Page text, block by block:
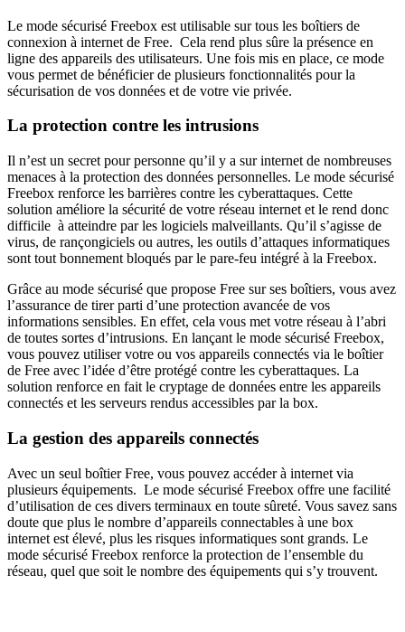
Le mode sécurisé Freebox est utilisable sur tous les boîtiers de
connexion à internet de Free. Cela rend plus sûre la présence en
ligne des appareils des utilisateurs. Une fois mis en place, ce mode
vous permet de bénéficier de plusieurs fonctionnalités pour la
sécurisation de vos données et de votre vie privée.
La protection contre les intrusions
Il n’est un secret pour personne qu’il y a sur internet de nombreuses
menaces à la protection des données personnelles. Le mode sécurisé
Freebox renforce les barrières contre les cyberattaques. Cette
solution améliore la sécurité de votre réseau internet et le rend donc
difficile à atteindre par les logiciels malveillants. Qu’il s’agisse de
virus, de rançongiciels ou autres, les outils d’attaques informatiques
sont tout bonnement bloqués par le pare-feu intégré à la Freebox.
Grâce au mode sécurisé que propose Free sur ses boîtiers, vous avez
l’assurance de tirer parti d’une protection avancée de vos
informations sensibles. En effet, cela vous met votre réseau à l’abri
de toutes sortes d’intrusions. En lançant le mode sécurisé Freebox,
vous pouvez utiliser votre ou vos appareils connectés via le boîtier
de Free avec l’idée d’être protégé contre les cyberattaques. La
solution renforce en fait le cryptage de données entre les appareils
connectés et les serveurs rendus accessibles par la box.
La gestion des appareils connectés
Avec un seul boîtier Free, vous pouvez accéder à internet via
plusieurs équipements. Le mode sécurisé Freebox offre une facilité
d’utilisation de ces divers terminaux en toute sûreté. Vous savez sans
doute que plus le nombre d’appareils connectables à une box
internet est élevé, plus les risques informatiques sont grands. Le
mode sécurisé Freebox renforce la protection de l’ensemble du
réseau, quel que soit le nombre des équipements qui s’y trouvent.